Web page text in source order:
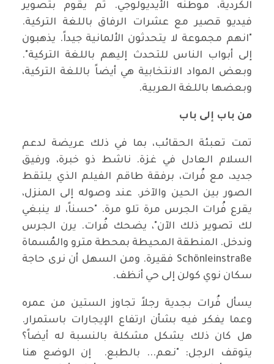
الكردية، موطنه الأيديولوجي. ثم يقوم بتصوير
فيديو قصير مع عشرات الرفاق باللغة التركية.
"انهم مجموعة لا يتحدثون الألمانية جيداً. يذهبون
إلى أبواب الناس للتحدث إليهم باللغة التركية".
وبعض المواد الانتخابية هي أيضاً باللغة التركية،
وبعضها باللغة العربية.
من باب إلى باب
تمت تعبئة الحقائب، بما في ذلك عريضة لدعم
السلام العادل في غزة. ناشط ذو خبرة، ورفيق
جديد، مع فُرات، برفقة طاقم الفيلم الذي يلتقط
الصور بين الحين والآخر. عند وصوله إلى المنزل،
يقرع فُرات الجرس مرة تلو مرة. "حسناً، لا ينبغي
لك تصوير ذلك الآن"، يضحك فُرات. يرن الجرس
وندخل. المنطقة المحيطة بمحطة مترو والمُسماة
Schönleinstraße فقيرة. ومن السهل أن نرى حاجة
سكان نوي كولن إلى حي أنظف.
يسأل فُرات بجدية رجلاً تجاوز الستين من عمره
وعما يفكر فيه بشأن ارتفاع الإيجارات باستمرار.
هل كان ذلك يشكل مشكلة بالنسبة له أيضاً؟
يتوقف الرجل: "نعم... بالطبع. إن الوضع هنا